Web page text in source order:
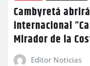
Cambyretá
internacional
Mirador de la
Editor Noticias